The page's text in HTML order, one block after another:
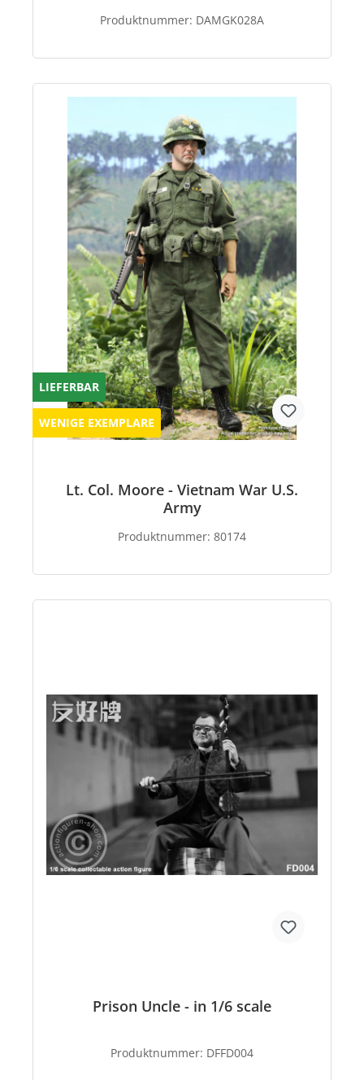
Produktnummer: DAMGK028A
LIEFERBAR
WENIGE EXEMPLARE
Lt. Col. Moore - Vietnam War U.S.
Army
Produktnummer: 80174
Prison Uncle - in 1/6 scale
Produktnummer: DFFD004